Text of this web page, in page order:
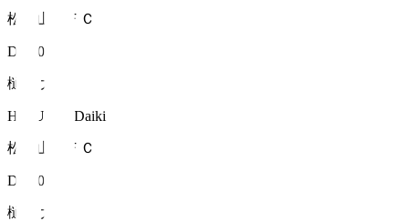
松本山雅ＦＣ
DF 40
樋口 大輝
HIGUCHI Daiki
松本山雅ＦＣ
DF 40
樋口 大輝